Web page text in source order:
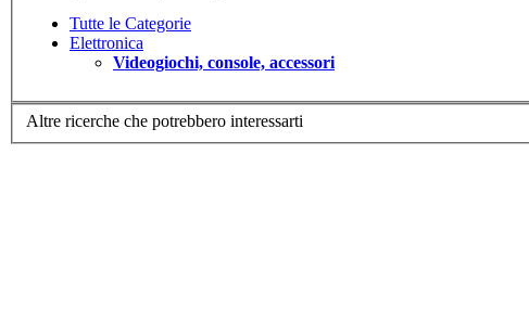
Tutte le Categorie
Elettronica
Videogiochi, console, accessori
Altre ricerche che potrebbero interessarti